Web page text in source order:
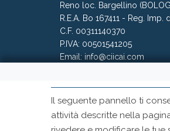
Reno loc. Bargellino
R.E.A. Bo 167411 - Reg. Imp.
C.F. 00311140370
P.IVA: 00501541205
Email: info@ciicai.com
Il seguente pannello ti
attività descritte nella